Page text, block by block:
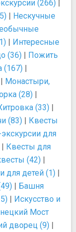
(266) |
| Нескучные
| Интересные
(36) | Пожить
(167) |
| Монастыри,
(28) |
(33) |
(83) | Квесты
для
| Квесты для
(42) |
для детей (1) |
| Башня
| Искусство и
Мост
дворец (9) |